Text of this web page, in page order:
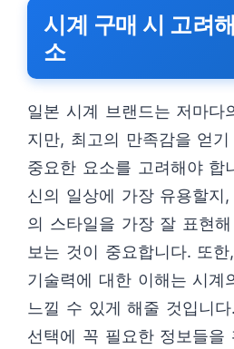
시계 구매 시 고려
소
일본 시계 브랜드는 저마다
지만, 최고의 만족감을 얻
중요한 요소를 고려해야 합
신의 일상에 가장 유용할지
의 스타일을 가장 잘 표현
보는 것이 중요합니다. 또
기술력에 대한 이해는 시계
느낄 수 있게 해줄 것입니
선택에 꼭 필요한 정보들을